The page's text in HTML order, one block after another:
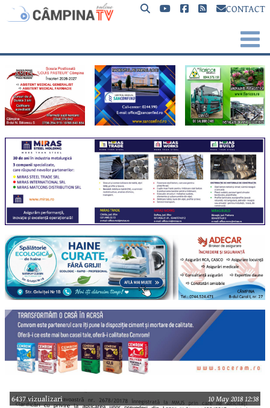
CONTACT
6437 vizualizari 10 May 2018 12:38